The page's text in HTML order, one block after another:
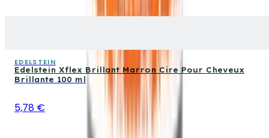
EDELSTEIN
Edelstein Xflex Brillant Marron Cire Pour Cheveux
Brillante 100 ml
5,78 €